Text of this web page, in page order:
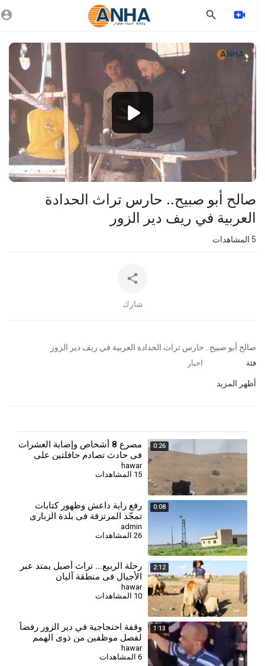
Video
Player
1080p
720p
480p
360p
240p
صالح أبو صبيح.. حارس تراث الحدادة
العربية في ريف دير الزور
المشاهدات
شارك
⁣صالح أبو صبيح.. حارس تراث الحدادة العربية في ريف دير الزور
فئة اخبار
أظهر المزيد
0:26
مصرع 8 أشخاص وإصابة العشرات
في حادث تصادم حافلتين على
طريق دير الزور - دمشق
hawar
0:08
رفع راية داعش وظهور كتابات
تمجّد المرتزقة في بلدة الزباري
شرق دير الزور
admin
2:12
⁣رحلة الربيع... تراث أصيل يمتد عبر
الأجيال في منطقة آليان
hawar
10 المشاهدات
1:13
وقفة احتجاجية في دير الزور رفضاً
لفصل موظفين من ذوي الهمم
hawar
6 المشاهدات